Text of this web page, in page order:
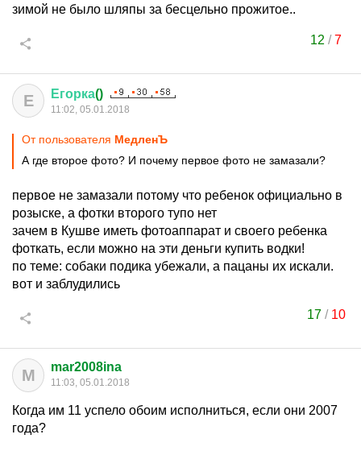
зимой не было шляпы за бесцельно прожитое..
12 /7
Е Егорка()
11:02, 05.01.2018
От пользователя МедленЪ
А где второе фото? И почему первое фото не замазали?
первое не замазали потому что ребенок официально в
розыске, а фотки второго тупо нет
зачем в Кушве иметь фотоаппарат и своего ребенка
фоткать, если можно на эти деньги купить водки!
по теме: собаки подика убежали, а пацаны их искали.
вот и заблудились
17/ 10
M mar2008ina
11:03, 05.01.2018
Когда им 11 успело обоим исполниться, если они 2007
года?